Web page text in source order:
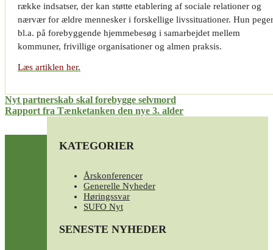
række indsatser, der kan støtte etablering af sociale relationer og
nærvær for ældre mennesker i forskellige livssituationer. Hun peger
bl.a. på forebyggende hjemmebesøg i samarbejdet mellem
kommuner, frivillige organisationer og almen praksis.
Læs artiklen her.
Indlægsnavigation
Nyt partnerskab skal forebygge selvmord
Rapport fra Tænketanken den nye 3. alder
KATEGORIER
Årskonferencer
Generelle Nyheder
Høringssvar
SUFO Nyt
SENESTE NYHEDER